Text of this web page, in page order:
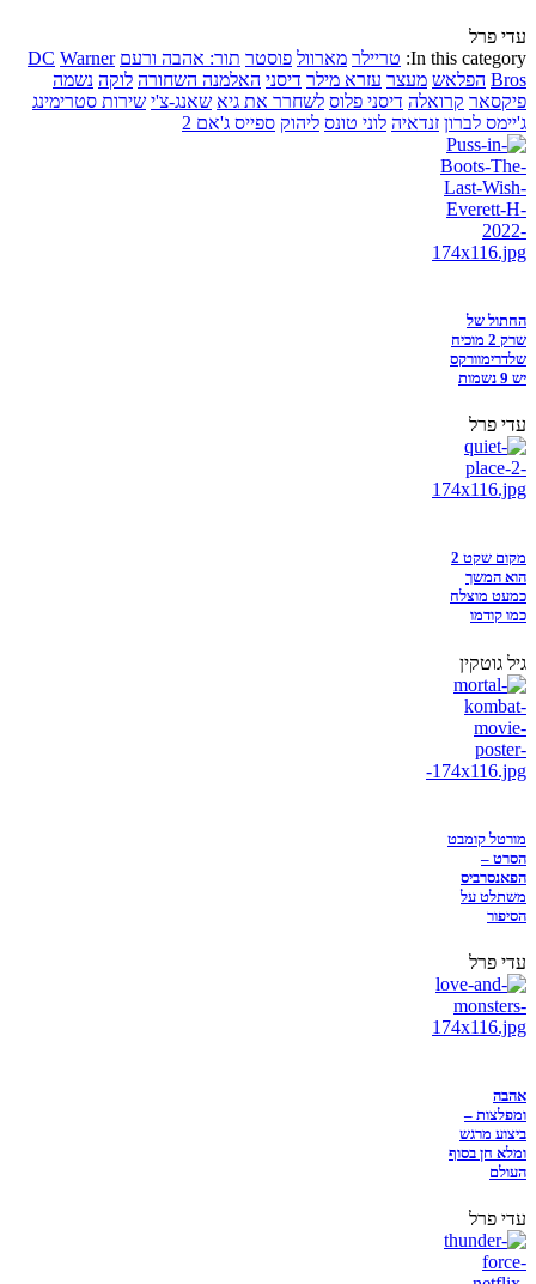
עדי פרל
In this category: טריילר מארוול פוסטר תור: אהבה ורעם DC Warner
Bros הפלאש מעצר עזרא מילר דיסני האלמנה השחורה לוקה נשמה
פיקסאר קרואלה דיסני פלוס לשחרר את גיא שאנג-צ'י שירות סטרימינג
ג'יימס לברון זנדאיה לוני טונס ליהוק ספייס ג'אם 2
החתול של
שרק 2 מוכיח
שלדרימוורקס
יש 9 נשמות
עדי פרל
מקום שקט 2
הוא המשך
כמעט מוצלח
כמו קודמו
גיל גוטקין
מורטל קומבט
הסרט –
הפאנסרביס
משתלט על
הסיפור
עדי פרל
אהבה
ומפלצות –
ביצוע מרגש
ומלא חן בסוף
העולם
עדי פרל